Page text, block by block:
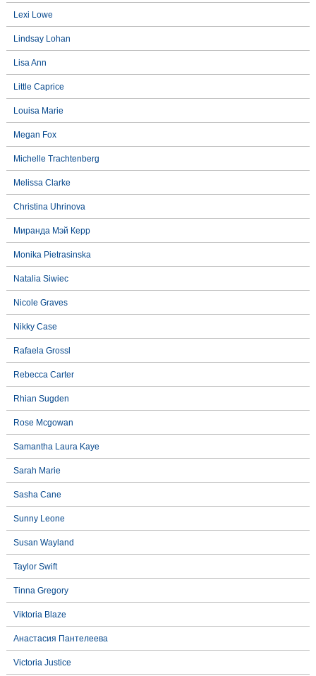
Lexi Lowe
Lindsay Lohan
Lisa Ann
Little Caprice
Louisa Marie
Megan Fox
Michelle Trachtenberg
Melissa Clarke
Christina Uhrinova
Миранда Мэй Керр
Monika Pietrasinska
Natalia Siwiec
Nicole Graves
Nikky Case
Rafaela Grossl
Rebecca Carter
Rhian Sugden
Rose Mcgowan
Samantha Laura Kaye
Sarah Marie
Sasha Cane
Sunny Leone
Susan Wayland
Taylor Swift
Tinna Gregory
Viktoria Blaze
Анастасия Пантелеева
Victoria Justice